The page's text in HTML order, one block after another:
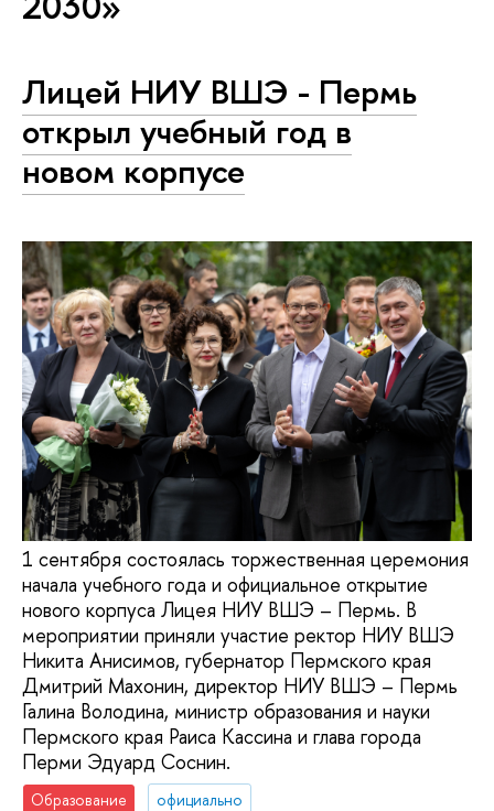
Лицей НИУ ВШЭ - Пермь
открыл учебный год в
новом корпусе
1 сентября состоялась торжественная церемония
начала учебного года и официальное открытие
нового корпуса Лицея НИУ ВШЭ – Пермь. В
мероприятии приняли участие ректор НИУ ВШЭ
Никита Анисимов, губернатор Пермского края
Дмитрий Махонин, директор НИУ ВШЭ – Пермь
Галина Володина, министр образования и науки
Пермского края Раиса Кассина и глава города
Перми Эдуард Соснин.
Образование
официально